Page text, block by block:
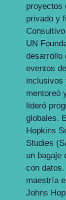
proyectos
privado y
UN
desarrollo
eventos
inclusivos
mentoreó
lideró
globales.
Hopkins
Studies
un bagaje
con
maestría
Johns